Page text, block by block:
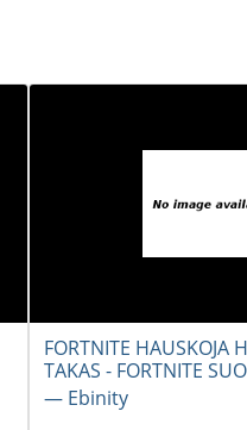
FORTNITE HAUSKOJA
TAKAS - FORTNITE
― Ebinity